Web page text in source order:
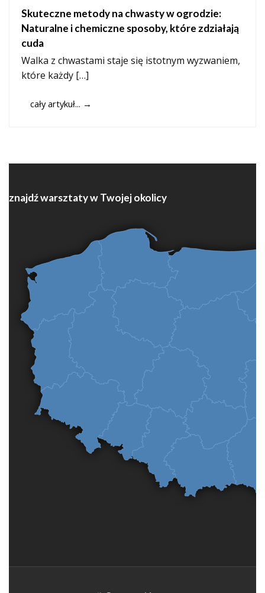
Skuteczne metody na chwasty w ogrodzie:
Naturalne i chemiczne sposoby, które zdziałają
cuda
Walka z chwastami staje się istotnym wyzwaniem,
które każdy […]
cały artykuł... →
znajdź warsztaty w Twojej okolicy